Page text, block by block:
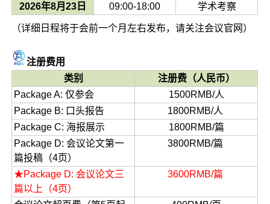
2026年8月23日
09:00-18:00 学术考察
（详细日程将于会前一个月左右发布，请关注会议官网）
注册费用
类别
注册费（人民币）
Package A: 仅参会
1500RMB/人
Package B: 口头报告
1800RMB/人
Package C: 海报展示
1800RMB/篇
Package D: 会议论文第一
篇投稿（4页）
3800RMB/篇
★Package D: 会议论文三
篇以上（4页）
3600RMB/篇